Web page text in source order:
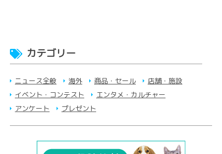
カテゴリー
ニュース全般 海外 商品・セール
店舗・施設
イベント・コンテスト
エンタメ・カルチャー
アンケート
プレゼント